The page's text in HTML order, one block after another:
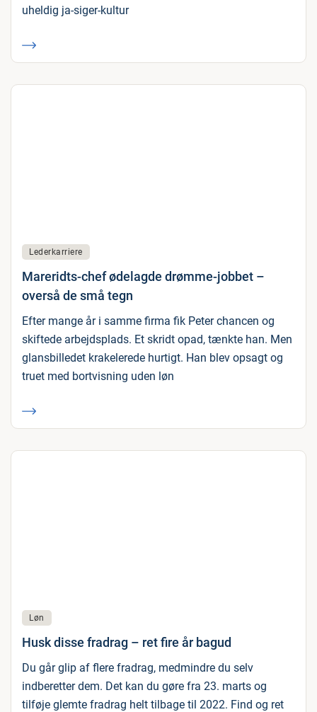
uheldig ja-siger-kultur
Lederkarriere
Mareridts-chef ødelagde drømme-jobbet –
overså de små tegn
Efter mange år i samme firma fik Peter chancen og
skiftede arbejdsplads. Et skridt opad, tænkte han. Men
glansbilledet krakelerede hurtigt. Han blev opsagt og
truet med bortvisning uden løn
Løn
Husk disse fradrag – ret fire år bagud
Du går glip af flere fradrag, medmindre du selv
indberetter dem. Det kan du gøre fra 23. marts og
tilføje glemte fradrag helt tilbage til 2022. Find og ret